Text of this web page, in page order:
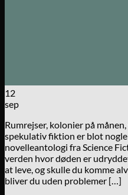
12
sep
Rumrejser, kolonier på
spekulativ fiktion er blot
novelleantologi fra Science
verden hvor døden er
at leve, og skulle du komme
bliver du uden problemer […]